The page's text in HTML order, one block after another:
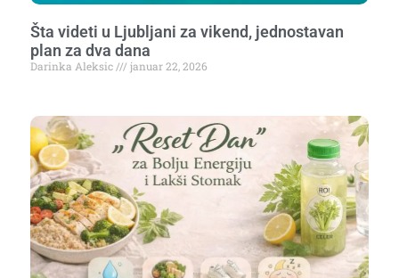
Šta videti u Ljubljani za vikend, jednostavan
plan za dva dana
Darinka Aleksic januar 22, 2026